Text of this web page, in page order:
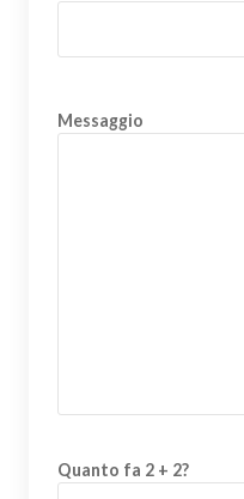
Messaggio
Quanto fa 2 + 2?